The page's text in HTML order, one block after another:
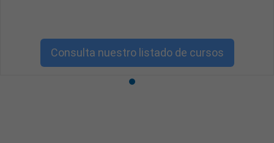
Consulta nuestro listado de cursos